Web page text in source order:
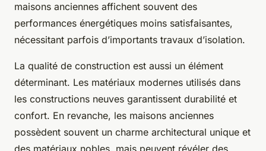
maisons anciennes affichent souvent des
performances énergétiques moins satisfaisantes,
nécessitant parfois d’importants travaux d’isolation.
La qualité de construction est aussi un élément
déterminant. Les matériaux modernes utilisés dans
les constructions neuves garantissent durabilité et
confort. En revanche, les maisons anciennes
possèdent souvent un charme architectural unique et